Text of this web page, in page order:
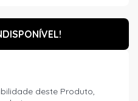
deste Produto,